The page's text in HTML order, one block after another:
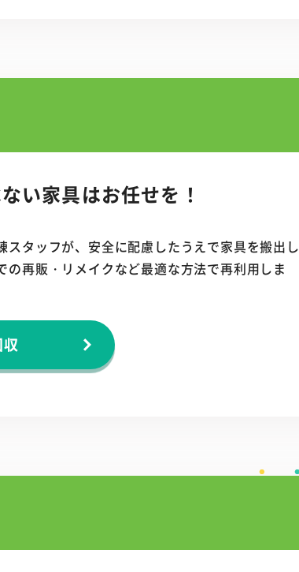
い家具はお任せを！
スタッフが、安全に配慮したうえで家具を搬出し
の再販・リメイクなど最適な方法で再利用しま